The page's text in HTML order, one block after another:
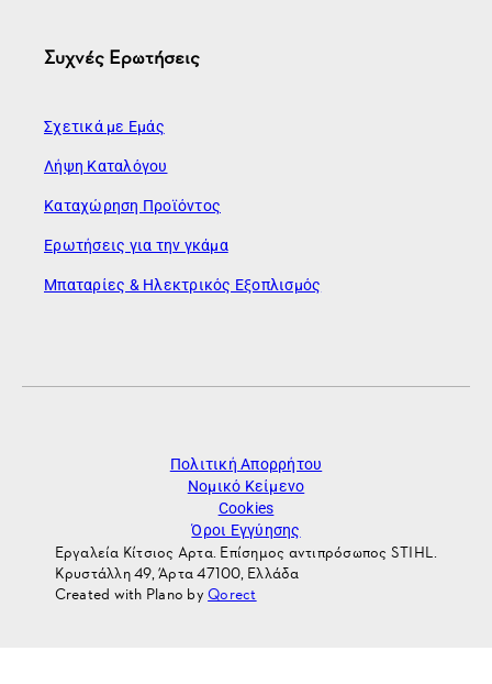
Συχνές Ερωτήσεις
Σχετικά με Εμάς
Λήψη Καταλόγου
Καταχώρηση Προϊόντος
Ερωτήσεις για την γκάμα
Μπαταρίες & Ηλεκτρικός Εξοπλισμός
Πολιτική Απορρήτου
Νομικό Κείμενο
Cookies
Όροι Εγγύησης
Εργαλεία Κίτσιος Αρτα. Επίσημος αντιπρόσωπος STIHL.
Κρυστάλλη 49, Άρτα 47100, Ελλάδα
Created with Plano byQorect